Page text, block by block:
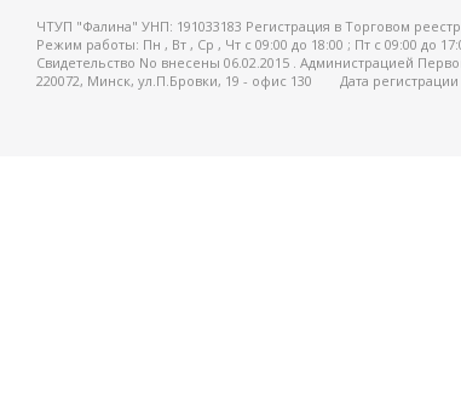
ЧТУП "Фалина" УНП: 191033183 Регистрация в Торговом
Режим работы: Пн , Вт , Ср , Чт c 09:00 до 18:00 ; Пт c 09:00 до
Свидетельство No внесены 06.02.2015 . Администрацией
220072, Минск, ул.П.Бровки, 19 - офис 130
Дата